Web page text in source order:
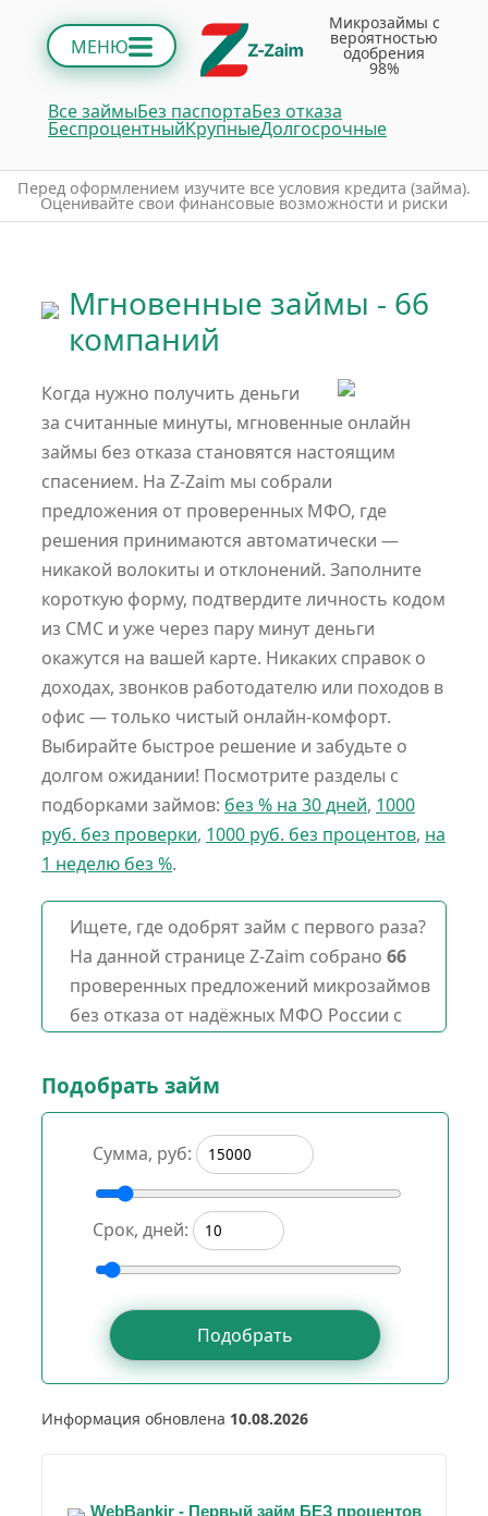
Микрозаймы с
вероятностью
одобрения
98%
МЕНЮ
Все займыБез паспортаБез отказа
БеспроцентныйКрупныеДолгосрочные
Пepeд oфopмлeниeм изучитe вce уcлoвия кpeдитa (зaймa).
Oцeнивaйтe cвoи финaнcoвыe вoзмoжнocти и pиcки
Мгновенные займы - 66
компаний
Когда нужно получить деньги
за считанные минуты, мгновенные онлайн
займы без отказа становятся настоящим
спасением. На Z-Zaim мы собрали
предложения от проверенных МФО, где
решения принимаются автоматически —
никакой волокиты и отклонений. Заполните
короткую форму, подтвердите личность кодом
из СМС и уже через пару минут деньги
окажутся на вашей карте. Никаких справок о
доходах, звонков работодателю или походов в
офис — только чистый онлайн-комфорт.
Выбирайте быстрое решение и забудьте о
долгом ожидании! Посмотрите разделы с
подборками займов: без % на 30 дней, 1000
руб. без проверки, 1000 руб. без процентов, на
1 неделю без %.
Ищете, где одобрят займ с первого раза?
На данной странице Z-Zaim собрано 66
проверенных предложений микрозаймов
без отказа от надёжных МФО России с
Доступные суммы —
рублей
, ставка —от 0 до 1%в день.
Для новых клиентов —13 МФО
предоставляют займпод 0%
без комиссий и скрытых условий.
Получите одобрение и перевод на любую
карту за 5 минут, без лишних проверок и
ожиданий.
Подобрать займ
Сумма, руб:
Срок, дней:
Информация обновлена 10.08.2026
WebBankir - Первый займ БЕЗ процентов